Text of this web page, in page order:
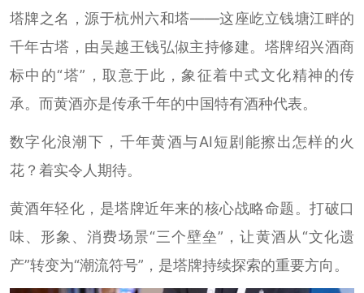
塔牌之名，源于杭州六和塔——这座屹立钱塘江畔的
千年古塔，由吴越王钱弘俶主持修建。塔牌绍兴酒商
标中的“塔”，取意于此，象征着中式文化精神的传
承。而黄酒亦是传承千年的中国特有酒种代表。
数字化浪潮下，千年黄酒与AI短剧能擦出怎样的火
花？着实令人期待。
黄酒年轻化，是塔牌近年来的核心战略命题。打破口
味、形象、消费场景“三个壁垒”，让黄酒从“文化遗
产”转变为“潮流符号”，是塔牌持续探索的重要方向。